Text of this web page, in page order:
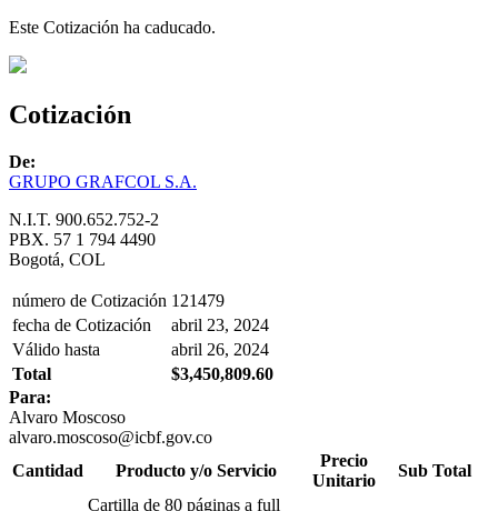
Este Cotización ha caducado.
Cotización
De:
GRUPO GRAFCOL S.A.
N.I.T. 900.652.752-2
PBX. 57 1 794 4490
Bogotá, COL
número de Cotización 121479
fecha de Cotización
abril 23, 2024
Válido hasta
abril 26, 2024
Total
$3,450,809.60
Para:
Alvaro Moscoso
alvaro.moscoso@icbf.gov.co
Cantidad
Producto y/o Servicio
Precio
Unitario
Sub Total
Cartilla de 80 páginas a full